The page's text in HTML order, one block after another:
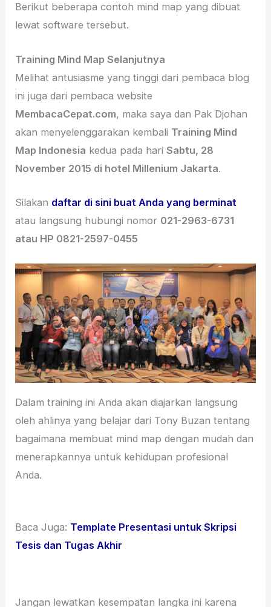
Berikut beberapa contoh mind map yang dibuat
lewat software tersebut.
Training Mind Map Selanjutnya
Melihat antusiasme yang tinggi dari pembaca blog
ini juga dari pembaca website
MembacaCepat.com, maka saya dan Pak Djohan
akan menyelenggarakan kembali Training Mind
Map Indonesia kedua pada hariSabtu, 28
November 2015 di hotel Millenium Jakarta.
Silakan daftar di sini buat Anda yang berminat
atau langsung hubungi nomor 021-2963-6731
atau HP 0821-2597-0455
Dalam training ini Anda akan diajarkan langsung
oleh ahlinya yang belajar dari Tony Buzan tentang
bagaimana membuat mind map dengan mudah dan
menerapkannya untuk kehidupan profesional
Anda.
Baca Juga: Template Presentasi untuk Skripsi
Tesis dan Tugas Akhir
Jangan lewatkan kesempatan langka ini karena